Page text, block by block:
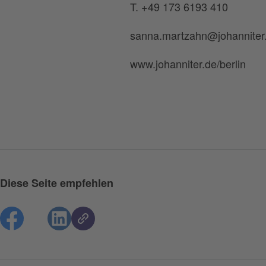
T. +49 173 6193 410
www.johanniter.de/berlin
Diese Seite empfehlen